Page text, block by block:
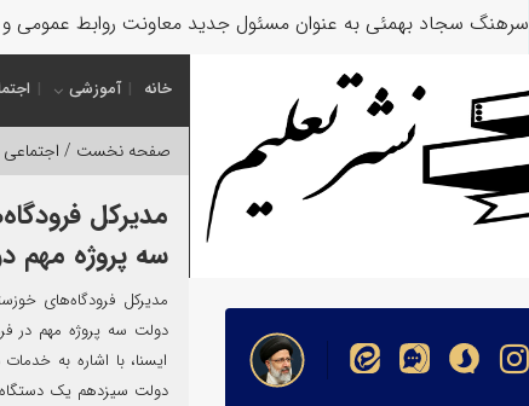
سرهنگ سجاد بهمئی به عنوان مسئول جدید معاونت روابط عمومی
خانه آموزشی
صفحه نخست / اجتماعی
مدیرکل
سه پروژه مهم
مدیرکل فرودگاه‌های
دولت سه پروژه مهم در
ایسنا، با اشاره به